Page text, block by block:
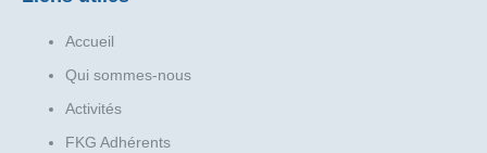
Accueil
Qui sommes-nous
Activités
FKG Adhérents